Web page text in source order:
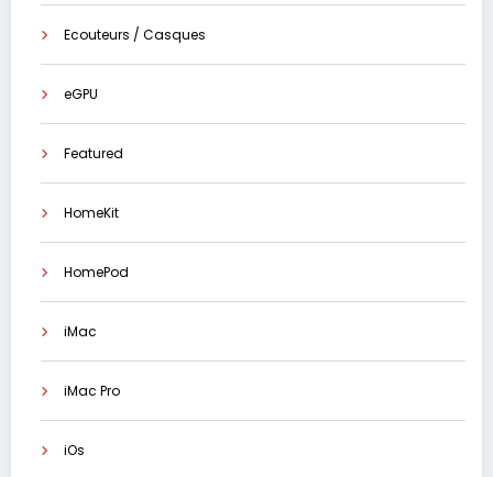
Ecouteurs / Casques
eGPU
Featured
HomeKit
HomePod
iMac
iMac Pro
iOs